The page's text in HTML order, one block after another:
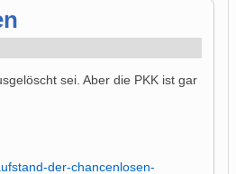
sei. Aber die PKK ist gar
der-chancenlosen-